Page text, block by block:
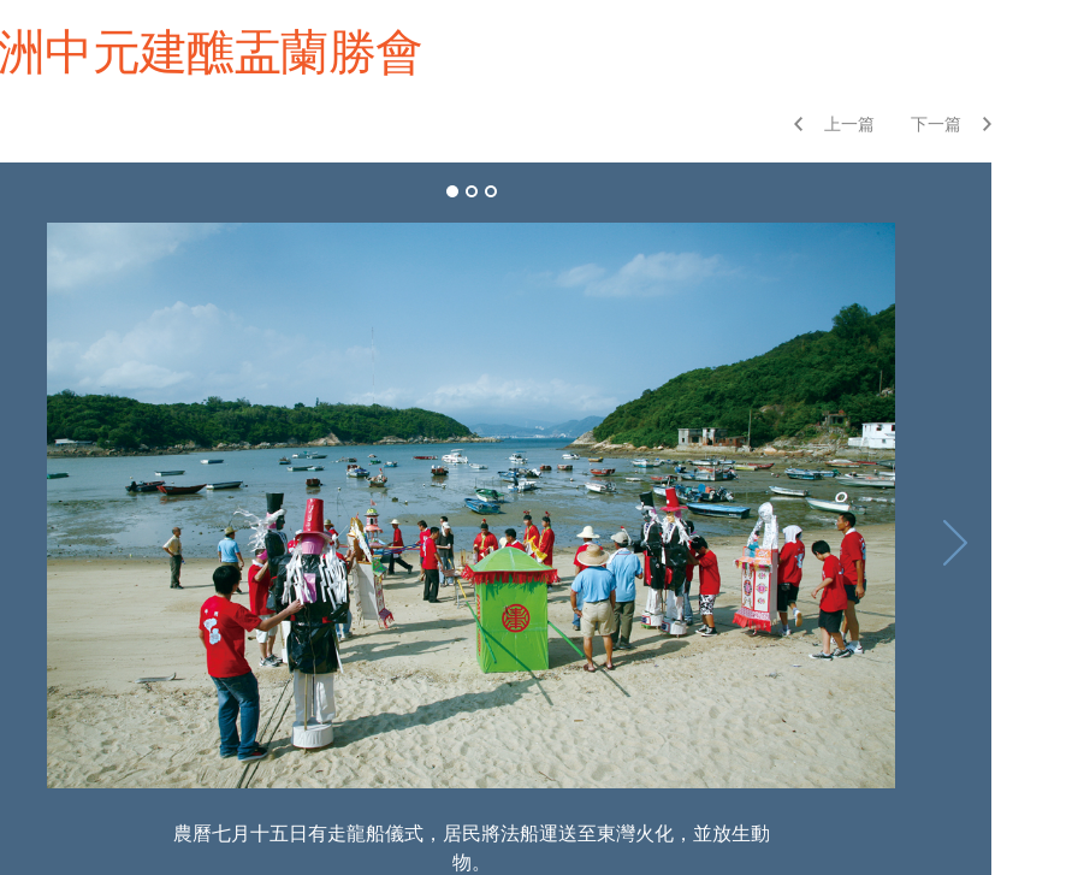
中元建醮盂蘭勝會
下一篇
上一篇
農曆七月十五日有走龍船儀式，居民將法船運送至東灣火化，並放生動
物。